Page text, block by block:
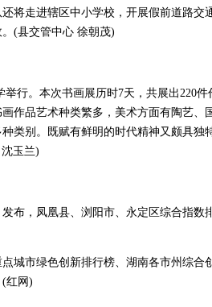
将走进辖区中小学校，开展假前道路交
(县交管中心 徐朝茂)
。本次书画展历时7天，共展出220件
作品艺术种类繁多，美术方面有陶艺、
类别。既赋有鲜明的时代精神又颇具独
玉兰)
，凤凰县、浏阳市、永定区综合指数
市绿色创新排行榜、湖南各市州综合
红网)